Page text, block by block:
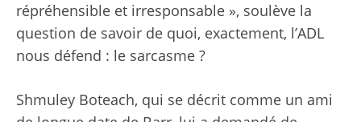
répréhensible et irresponsable », soulève la
question de savoir de quoi, exactement, l’ADL
nous défend : le sarcasme ?
Shmuley Boteach, qui se décrit comme un ami